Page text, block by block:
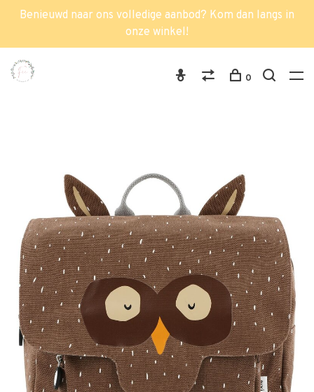
Benieuwd naar ons volledige aanbod? Kom dan langs in
onze winkel!
0